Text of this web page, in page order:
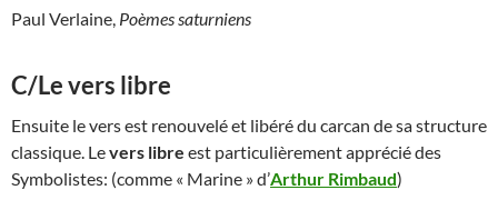
Paul Verlaine, Poèmes saturniens
C/Le vers libre
Ensuite le vers est renouvelé et libéré du carcan de sa structure
classique. Levers libre est particulièrement apprécié des
Symbolistes: (comme « Marine » d’Arthur Rimbaud)